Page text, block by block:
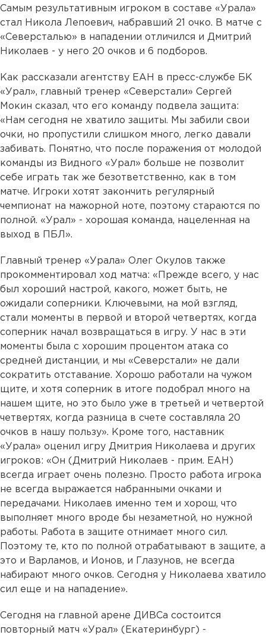
Самым результативным игроком в составе «Урала»
стал Никола Лепоевич, набравший 21 очко. В матче с
«Северсталью» в нападении отличился и Дмитрий
Николаев - у него 20 очков и 6 подборов.
Как рассказали агентству ЕАН в пресс-службе БК
«Урал», главный тренер «Северстали» Сергей
Мокин сказал, что его команду подвела защита:
«Нам сегодня не хватило защиты. Мы забили свои
очки, но пропустили слишком много, легко давали
забивать. Понятно, что после поражения от молодой
команды из Видного «Урал» больше не позволит
себе играть так же безответственно, как в том
матче. Игроки хотят закончить регулярный
чемпионат на мажорной ноте, поэтому стараются по
полной. «Урал» - хорошая команда, нацеленная на
выход в ПБЛ».
Главный тренер «Урала» Олег Окулов также
прокомментировал ход матча: «Прежде всего, у нас
был хороший настрой, какого, может быть, не
ожидали соперники. Ключевыми, на мой взгляд,
стали моменты в первой и второй четвертях, когда
соперник начал возвращаться в игру. У нас в эти
моменты была с хорошим процентом атака со
средней дистанции, и мы «Северстали» не дали
сократить отставание. Хорошо работали на чужом
щите, и хотя соперник в итоге подобрал много на
нашем щите, но это было уже в третьей и четвертой
четвертях, когда разница в счете составляла 20
очков в нашу пользу». Кроме того, наставник
«Урала» оценил игру Дмитрия Николаева и других
игроков: «Он (Дмитрий Николаев - прим. ЕАН)
всегда играет очень полезно. Просто работа игрока
не всегда выражается набранными очками и
передачами. Николаев именно тем и хорош, что
выполняет много вроде бы незаметной, но нужной
работы. Работа в защите отнимает много сил.
Поэтому те, кто по полной отрабатывают в защите, а
это и Варламов, и Ионов, и Глазунов, не всегда
набирают много очков. Сегодня у Николаева хватило
сил еще и на нападение».
Сегодня на главной арене ДИВСа состоится
повторный матч «Урал» (Екатеринбург) -